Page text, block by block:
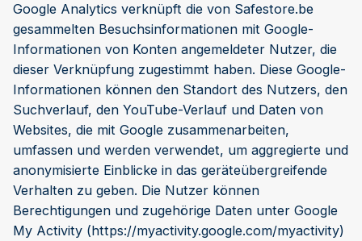
Google Analytics verknüpft die von Safestore.be
gesammelten Besuchsinformationen mit Google-
Informationen von Konten angemeldeter Nutzer, die
dieser Verknüpfung zugestimmt haben. Diese Google-
Informationen können den Standort des Nutzers, den
Suchverlauf, den YouTube-Verlauf und Daten von
Websites, die mit Google zusammenarbeiten,
umfassen und werden verwendet, um aggregierte und
anonymisierte Einblicke in das geräteübergreifende
Verhalten zu geben. Die Nutzer können
Berechtigungen und zugehörige Daten unter Google
My Activity (https://myactivity.google.com/myactivity)